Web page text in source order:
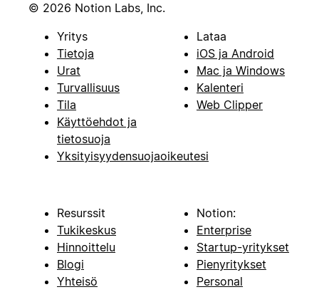
© 2026 Notion Labs, Inc.
Yritys
Tietoja
Urat
Turvallisuus
Tila
Käyttöehdot ja
tietosuoja
Yksityisyydensuojaoikeutesi
Lataa
iOS ja Android
Mac ja Windows
Kalenteri
Web Clipper
Resurssit
Tukikeskus
Hinnoittelu
Blogi
Yhteisö
Notion:
Enterprise
Startup-yritykset
Pienyritykset
Personal